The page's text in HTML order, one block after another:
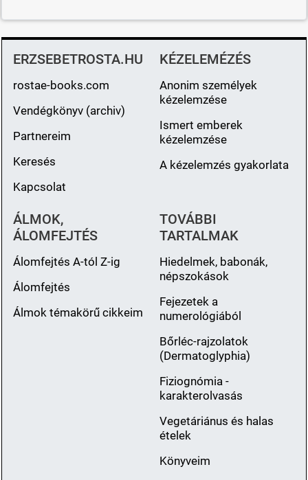
ERZSEBETROSTA.HU
rostae-books.com
Vendégkönyv (archiv)
Partnereim
Keresés
Kapcsolat
KÉZELEMÉZÉS
Anonim személyek
kézelemzése
Ismert emberek
kézelemzése
A kézelemzés gyakorlata
ÁLMOK,
ÁLOMFEJTÉS
Álomfejtés A-tól Z-ig
Álomfejtés
Álmok témakörű cikkeim
TOVÁBBI
TARTALMAK
Hiedelmek, babonák,
népszokások
Fejezetek a
numerológiából
Bőrléc-rajzolatok
(Dermatoglyphia)
Fiziognómia -
karakterolvasás
Vegetáriánus és halas
ételek
Könyveim